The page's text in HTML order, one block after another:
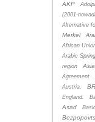
AKP
(2001-
Alternative
Merkel
African
Arabic Spring
region
Agreement
Austria.
England.
Asad